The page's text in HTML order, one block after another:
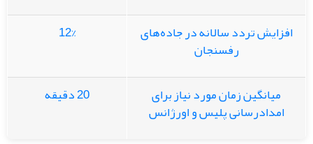
افزایش تردد سالانه در جاده‌های
رفسنجان
12%
میانگین زمان مورد نیاز برای
امدادرسانی پلیس و اورژانس